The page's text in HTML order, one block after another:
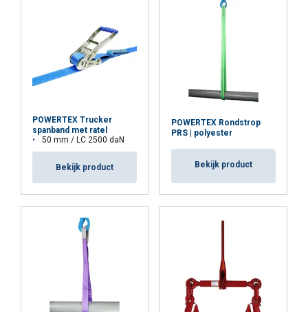
POWERTEX Trucker
spanband met ratel
50 mm / LC 2500 daN
Bekijk product
POWERTEX Rondstrop
PRS | polyester
Bekijk product